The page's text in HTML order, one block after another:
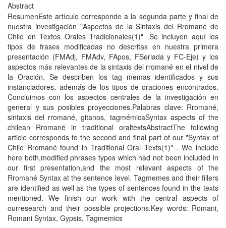
Abstract
ResumenEste artí­culo corresponde a la segunda parte y final de
nuestra investigación "Aspectos de la Sintaxis del Rromané de
Chile en Textos Orales Tradicionales(1)" .Se incluyen aquí­ los
tipos de frases modificadas no descritas en nuestra primera
presentación (FMAdj, FMAdv, FApos, FSeriada y FC-Eje) y los
aspectos más relevantes de la sintaxis del rromané en el nivel de
la Oración. Se describen los tag memas identificados y sus
instanciadores, además de los tipos de oraciones encontrados.
Concluimos con los aspectos centrales de la investigación en
general y sus posibles proyecciones.Palabras clave: Rromané,
sintaxis del rromané, gitanos, tagmémicaSyntax aspects of the
chilean Rromané in traditional oraltextsAbstractThe following
article corresponds to the second and final part of our "Syntax of
Chile Rromané found in Traditional Oral Texts(1)" . We include
here both,modified phrases types which had not been included in
our first presentation,and the most relevant aspects of the
Rromané Syntax at the sentence level. Tagmemes and their fillers
are identified as well as the types of sentences found in the texts
mentioned. We finish our work with the central aspects of
ourresearch and their possible projections.Key words: Romani,
Romani Syntax, Gypsis, Tagmemics